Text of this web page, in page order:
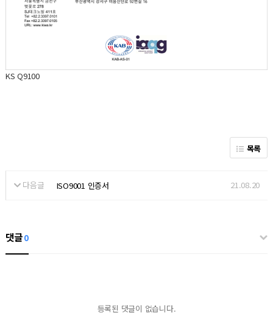
KS Q9100
목록
다음글 ISO9001 인증서 21.08.20
댓글0
등록된 댓글이 없습니다.